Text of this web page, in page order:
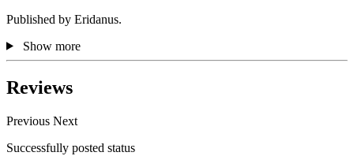
Published by Eridanus.
Show more
Reviews
Previous Next
Successfully posted status